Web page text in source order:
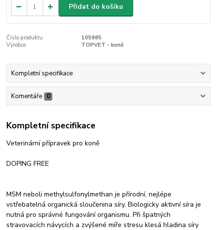
Přidat do košíku
Číslo produktu:
105985
Výrobce:
TOPVET - koně
Kompletní specifikace
Komentáře 0
Kompletní specifikace
Veterinární přípravek pro koně
DOPING FREE
MSM neboli methylsulfonylmethan je přírodní, nejlépe
vstřebatelná organická sloučenina síry. Biologicky aktivní síra je
nutná pro správné fungování organismu. Při špatných
stravovacích návycích a zvýšené míře stresu klesá hladina síry